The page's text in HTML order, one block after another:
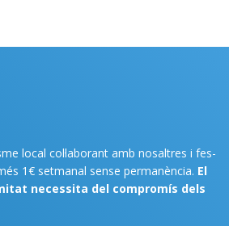
local col·laborant amb nosaltres i fes-
1€ setmanal sense permanència. El
necessita del compromís dels